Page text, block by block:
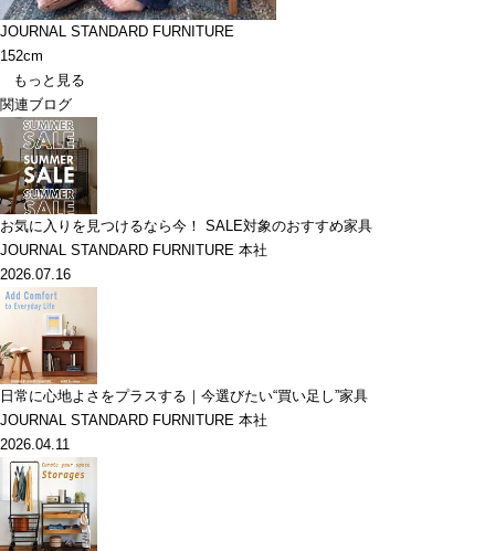
JOURNAL STANDARD FURNITURE
152cm
もっと見る
関連ブログ
お気に入りを見つけるなら今！ SALE対象のおすすめ家具
JOURNAL STANDARD FURNITURE 本社
2026.07.16
日常に心地よさをプラスする｜今選びたい“買い足し”家具
JOURNAL STANDARD FURNITURE 本社
2026.04.11